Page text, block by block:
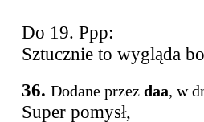
Do 19. Ppp:
Sztucznie to wygląda
36. Dodane przez daa, w
Super pomysł,